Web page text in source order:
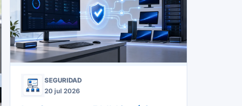
SEGURIDAD
20 jul 2026